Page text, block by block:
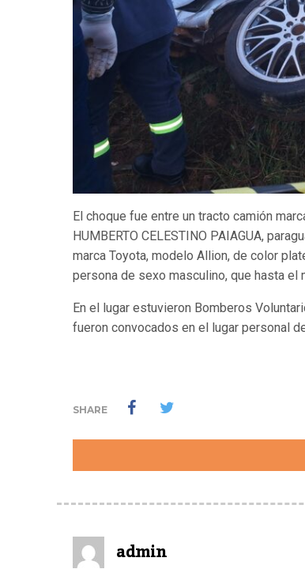
El choque fue entre un tracto camión
HUMBERTO CELESTINO PAIAGUA,
marca Toyota, modelo Allion, de color
persona de sexo masculino, que hasta
En el lugar estuvieron Bomberos
fueron convocados en el lugar personal
SHARE
admin